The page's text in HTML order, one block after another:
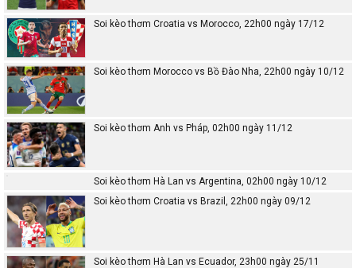
Soi kèo thơm Croatia vs Morocco, 22h00 ngày 17/12
Soi kèo thơm Morocco vs Bồ Đào Nha, 22h00 ngày 10/12
Soi kèo thơm Anh vs Pháp, 02h00 ngày 11/12
Soi kèo thơm Hà Lan vs Argentina, 02h00 ngày 10/12
Soi kèo thơm Croatia vs Brazil, 22h00 ngày 09/12
Soi kèo thơm Hà Lan vs Ecuador, 23h00 ngày 25/11